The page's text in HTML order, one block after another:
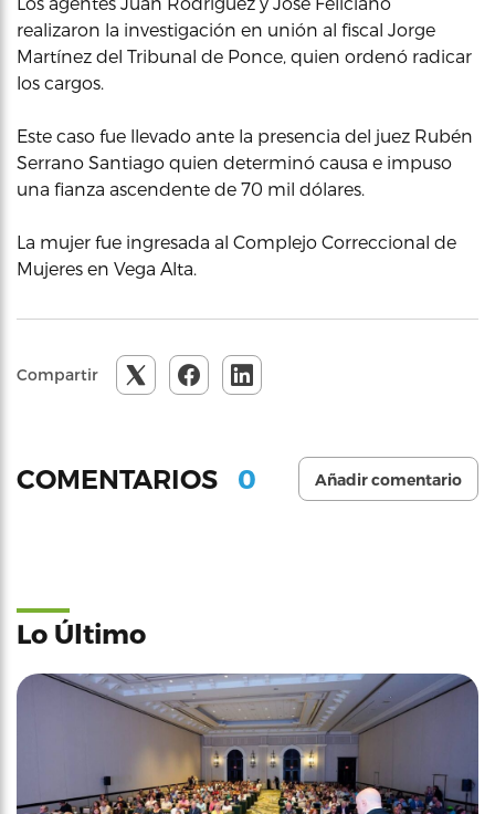
realizaron la investigación en unión al fiscal Jorge
Martínez del Tribunal de Ponce, quien ordenó radicar
los cargos.
Este caso fue llevado ante la presencia del juez Rubén
Serrano Santiago quien determinó causa e impuso
una fianza ascendente de 70 mil dólares.
La mujer fue ingresada al Complejo Correccional de
Mujeres en Vega Alta.
Compartir
COMENTARIOS 0 Añadir comentario
Lo Último